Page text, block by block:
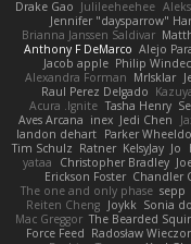
Drake Gao Julileeheehee
Jennifer "daysparrow"
Brianna Janssen Saldivar
Anthony F DeMarco Alejo
Jacob apple Philip
Alexandra Forman MrIsklar
Raul Perez Delgado
Acura .Ignite Tasha Henry
Aves Arcana inex Jedi Chen
landon dehart Parker
Tim Schulz Ratner KelsyJay Jo
yataa
Christopher Bradley
Erickson Foster Chandler
The one and only phase sepp
Reiten Cheng Joykk Sonia
Mac Greggor The Bearded
Force Feed Radosław